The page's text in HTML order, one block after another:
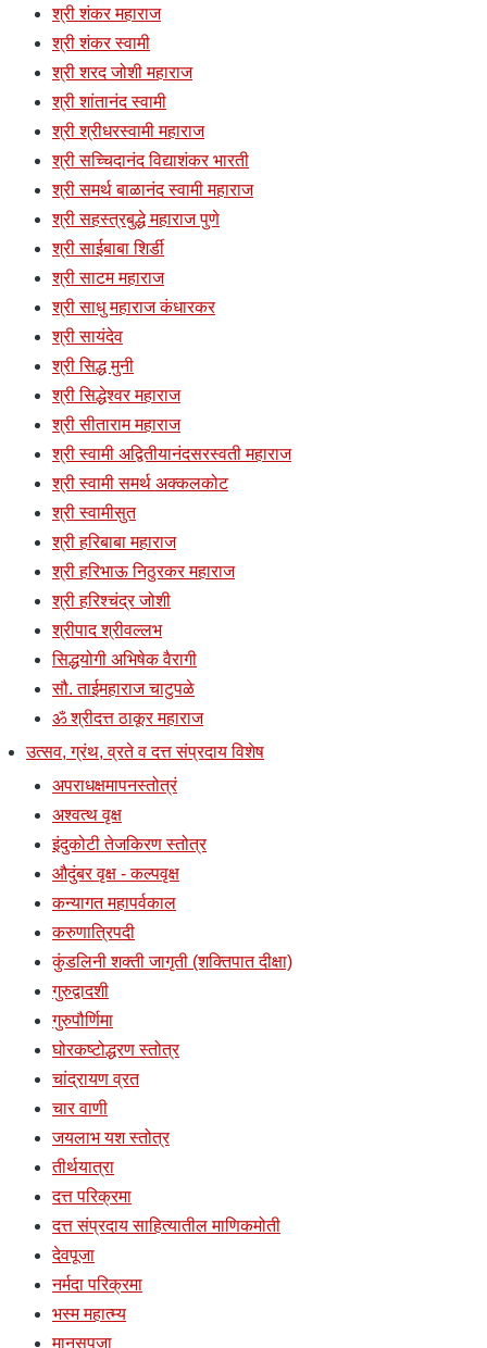
श्री शंकर महाराज
श्री शंकर स्वामी
श्री शरद जोशी महाराज
श्री शांतानंद स्वामी
श्री श्रीधरस्वामी महाराज
श्री सच्चिदानंद विद्याशंकर भारती
श्री समर्थ बाळानंद स्वामी महाराज
श्री सहस्त्रबुद्धे महाराज पुणे
श्री साईबाबा शिर्डी
श्री साटम महाराज
श्री साधु महाराज कंधारकर
श्री सायंदेव
श्री सिद्ध मुनी
श्री सिद्धेश्वर महाराज
श्री सीताराम महाराज
श्री स्वामी अद्वितीयानंदसरस्वती महाराज
श्री स्वामी समर्थ अक्कलकोट
श्री स्वामीसुत
श्री हरिबाबा महाराज
श्री हरिभाऊ निठुरकर महाराज
श्री हरिश्चंद्र जोशी
श्रीपाद श्रीवल्लभ
सिद्धयोगी अभिषेक वैरागी
सौ. ताईमहाराज चाटुपळे
ॐ श्रीदत्त ठाकूर महाराज
उत्सव, ग्रंथ, व्रते व दत्त संप्रदाय विशेष
अपराधक्षमापनस्तोत्रं
अश्वत्थ वृक्ष
इंदुकोटी तेजकिरण स्तोत्र
औदुंबर वृक्ष - कल्पवृक्ष
कन्यागत महापर्वकाल
करुणात्रिपदी
कुंडलिनी शक्ती जागृती (शक्तिपात दीक्षा)
गुरुद्वादशी
गुरुपौर्णिमा
घोरकष्टोद्धरण स्तोत्र
चांद्रायण व्रत
चार वाणी
जयलाभ यश स्तोत्र
तीर्थयात्रा
दत्त परिक्रमा
दत्त संप्रदाय साहित्यातील माणिकमोती
देवपूजा
नर्मदा परिक्रमा
भस्म महात्म्य
मानसपूजा